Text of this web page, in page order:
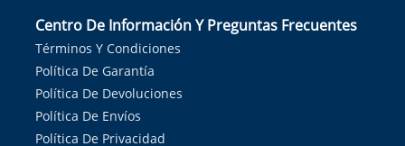
Centro De Información Y Preguntas Frecuentes
Términos Y Condiciones
Política De Garantía
Política De Devoluciones
Política De Envíos
Política De Privacidad